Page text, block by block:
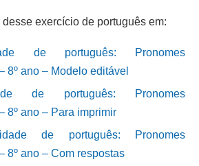
exercício de português em:
de português: Pronomes
8º ano – Modelo editável
de português: Pronomes
8º ano – Para imprimir
de português: Pronomes
8º ano – Com respostas